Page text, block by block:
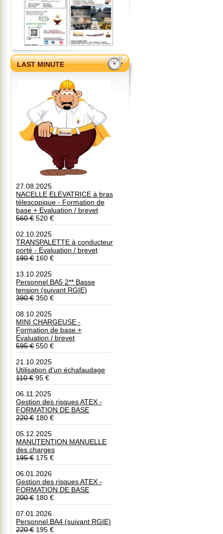
LAST MINUTE
27.08.2025
NACELLE ELEVATRICE à bras
télescopique - Formation de
base + Evaluation / brevet
560 € 520 €
02.10.2025
TRANSPALETTE à conducteur
porté - Evaluation / brevet
190 € 160 €
13.10.2025
Personnel BA5 2** Basse
tension (suivant RGIE)
390 € 350 €
08.10.2025
MINI CHARGEUSE -
Formation de base +
Evaluation / brevet
595 € 550 €
21.10.2025
Utilisation d'un échafaudage
110 € 95 €
06.11.2025
Gestion des risques ATEX -
FORMATION DE BASE
220 € 180 €
05.12.2025
MANUTENTION MANUELLE
des charges
195 € 175 €
06.01.2026
Gestion des risques ATEX -
FORMATION DE BASE
200 € 180 €
07.01.2026
Personnel BA4 (suivant RGIE)
220 € 195 €